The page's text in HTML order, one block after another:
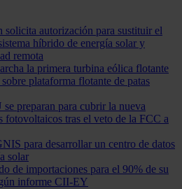
solicita autorización para sustituir el
híbrido de energía solar y
remota
la primera turbina eólica flotante
plataforma flotante de patas
preparan para cubrir la nueva
fotovoltaicos tras el veto de la FCC a
para desarrollar un centro de datos
solar
de importaciones para el 90% de su
informe CII-EY